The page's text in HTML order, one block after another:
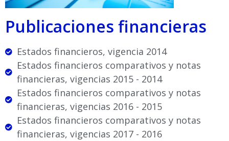
Publicaciones financieras
Estados financieros, vigencia 2014
Estados financieros comparativos y notas
financieras, vigencias 2015 - 2014
Estados financieros comparativos y notas
financieras, vigencias 2016 - 2015
Estados financieros comparativos y notas
financieras, vigencias 2017 - 2016